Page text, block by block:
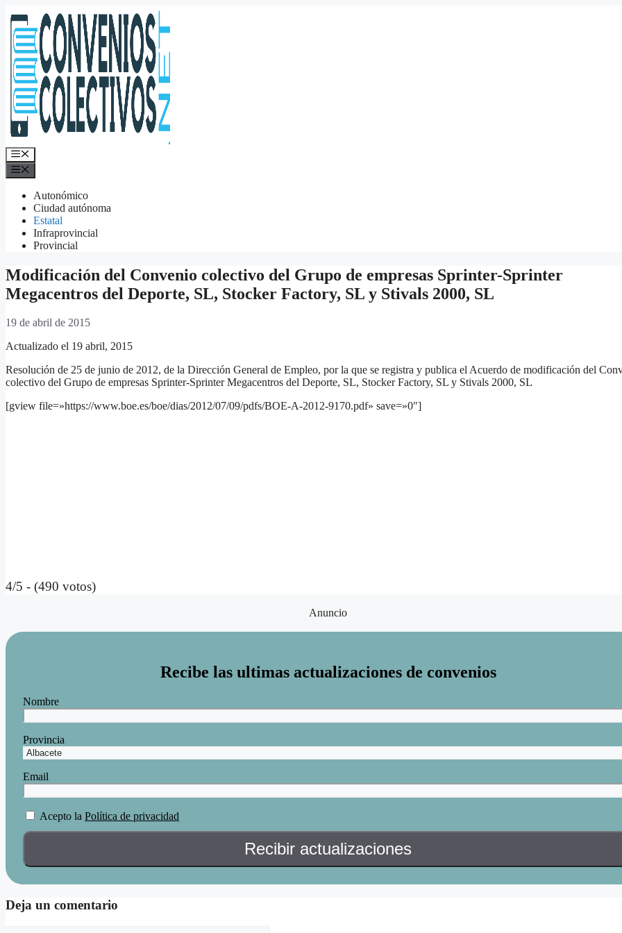
al
contenido
Menú
Autonómico
Ciudad autónoma
Estatal
Infraprovincial
Provincial
Modificación del Convenio colectivo del Grupo de empresas Sprinter-Sprinter
Megacentros del Deporte, SL, Stocker Factory, SL y Stivals 2000, SL
19 de abril de 2015
Actualizado el 19 abril, 2015
Resolución de 25 de junio de 2012, de la Dirección General de Empleo, por la que se registra y publica el Acuerdo de modificación del
colectivo del Grupo de empresas Sprinter-Sprinter Megacentros del Deporte, SL, Stocker Factory, SL y Stivals 2000, SL
[gview file=»https://www.boe.es/boe/dias/2012/07/09/pdfs/BOE-A-2012-9170.pdf» save=»0″]
4/5 - (490 votos)
Anuncio
Recibe las ultimas actualizaciones de convenios
Nombre
Provincia
Email
Acepto la Política de privacidad
Deja un comentario